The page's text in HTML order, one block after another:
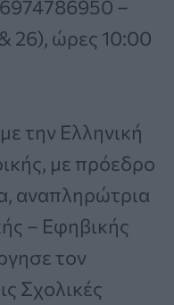
–
26), ώρες 10:00
την Ελληνική
με πρόεδρο
αναπληρώτρια
– Εφηβικής
τον
Σχολικές